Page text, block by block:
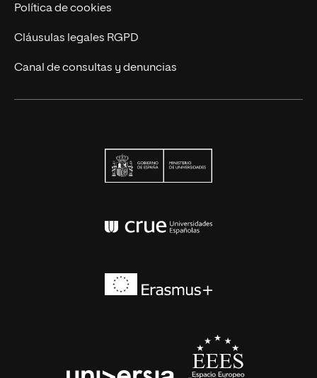
Política de cookies
Cláusulas legales RGPD
Canal de consultas y denuncias